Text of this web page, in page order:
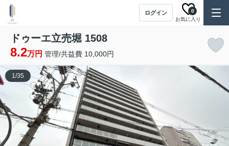
ログイン
お気に入り
0
ドゥーエ立売堀 1508
8.2万円 管理/共益費 10,000円
1/35